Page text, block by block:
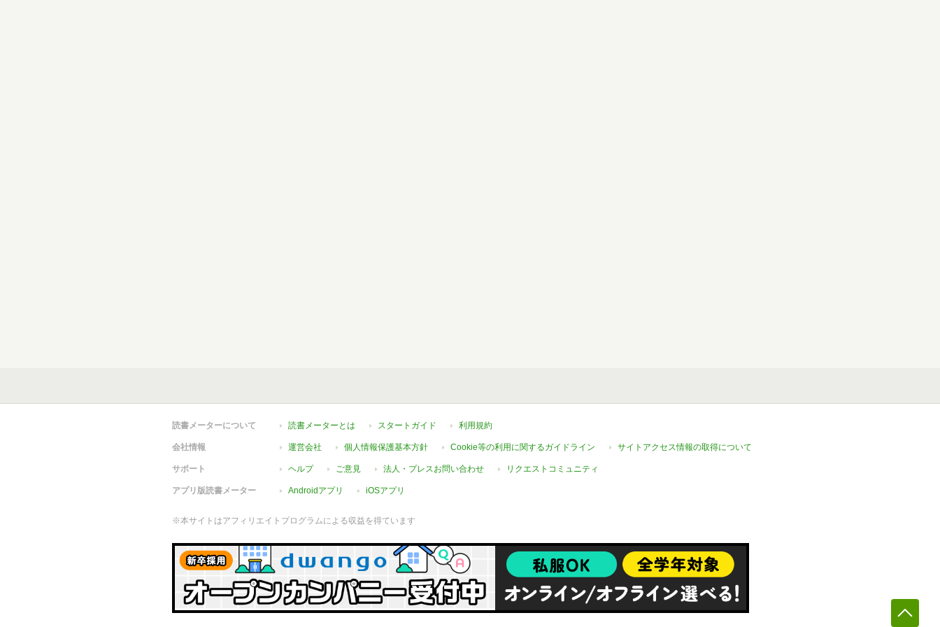
読書メーターについて 読書メーターとは スタートガイド 利用規約
会社情報 運営会社 個人情報保護基本方針 Cookie等の利用に関するガイドライン サイトアクセス情報の取得について
サポート ヘルプ ご意見 法人・プレスお問い合わせ リクエストコミュニティ
アプリ版読書メーター Androidアプリ iOSアプリ
※本サイトはアフィリエイトプログラムによる収益を得ています